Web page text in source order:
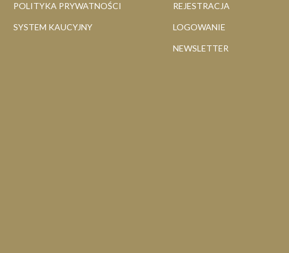
POLITYKA PRYWATNOŚCI
SYSTEM KAUCYJNY
REJESTRACJA
LOGOWANIE
NEWSLETTER